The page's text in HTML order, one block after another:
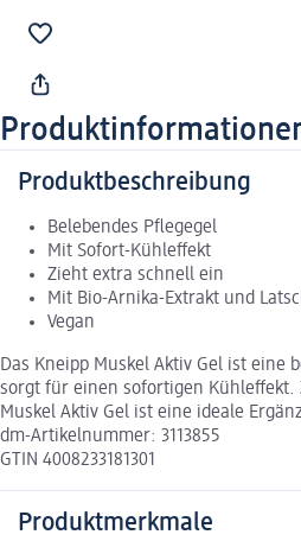
Produktbeschreibung
Belebendes Pflegegel
Mit Sofort-Kühleffekt
Zieht extra schnell ein
Mit Bio-Arnika-Extrakt und
Vegan
Das Kneipp Muskel Aktiv Gel ist
sorgt für einen sofortigen Kühleffekt.
Muskel Aktiv Gel ist eine ideale
dm-Artikelnummer: 3113855
GTIN 4008233181301
Produktmerkmale